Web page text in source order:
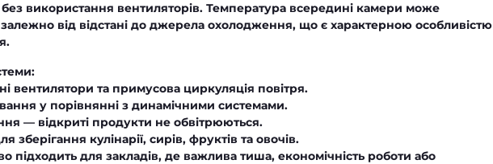
використання вентиляторів. Температура всередині камери може
від відстані до джерела охолодження, що є характерною особливістю
вентилятори та примусова циркуляція повітря.
у порівнянні з динамічними системами.
— відкриті продукти не обвітрюються.
зберігання кулінарії, сирів, фруктів та овочів.
підходить для закладів, де важлива тиша, економічність роботи або